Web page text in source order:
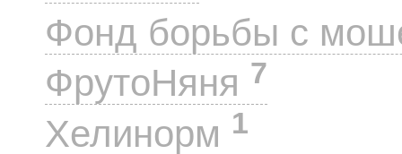
Фонд борьбы с
ФрутоНяня 7
Хелинорм 1